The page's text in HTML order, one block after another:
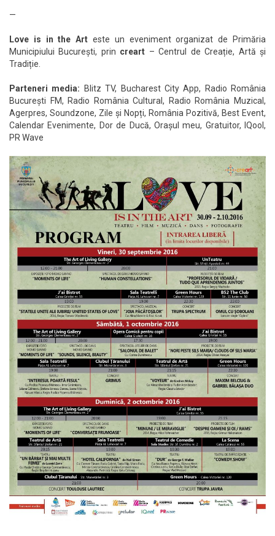
—
Love is in the Art este un eveniment organizat de Primăria
Municipiului București, prin creart – Centrul de Creație, Artă și
Tradiție.
Parteneri media: Blitz TV, Bucharest City App, Radio România
București FM, Radio România Cultural, Radio România Muzical,
Agerpres, Soundzone, Zile și Nopți, România Pozitivă, Best Event,
Calendar Evenimente, Dor de Ducă, Orașul meu, Gratuitor, IQool,
PR Wave